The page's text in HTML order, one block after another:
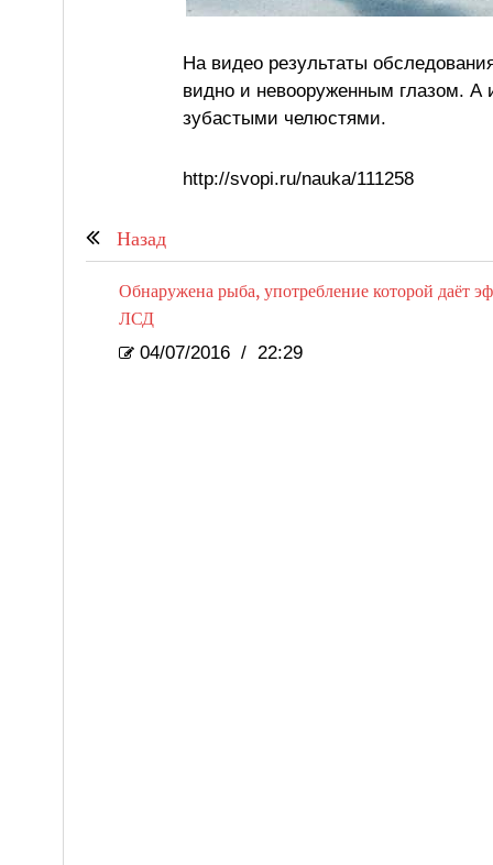
На видео результаты
видно и невооруженным глазом. А
зубастыми челюстями.
http://svopi.ru/nauka/111258
Назад
Обнаружена рыба, употребление которой даёт
ЛСД
04/07/2016 / 22:29